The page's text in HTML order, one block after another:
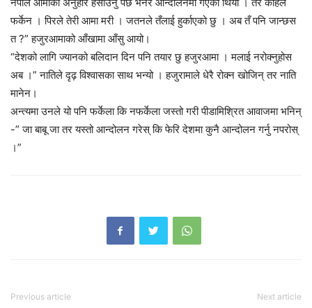
फर्केन । पिरले तेरी आमा मरी । जतनले तँलाई हुर्काएको छु । अब तँ पनि जान्छस
त ?” हजुरआमाको आँखामा आँसु आयो।
“देशको लागि ज्यानको बलिदान दिन पनि तयार छु हजुरआमा । मलाई नरोक्नुहोस
अब ।” नातिले दृढ़ विश्वासका साथ भन्यो । हजुरामाले धेरै रोक्न खोजिन् तर नाति
मानेन।
अन्त्यमा उनले यो पनि फर्केला कि नफर्केला जस्तो गरी पीडामिश्रित आवाजमा भनिन्
-” जा बाबू जा तर यस्तो आन्दोलन गरेस् कि फेरि देशमा कुनै आन्दोलन गर्नु नपरोस्
।”
Previous article Next article